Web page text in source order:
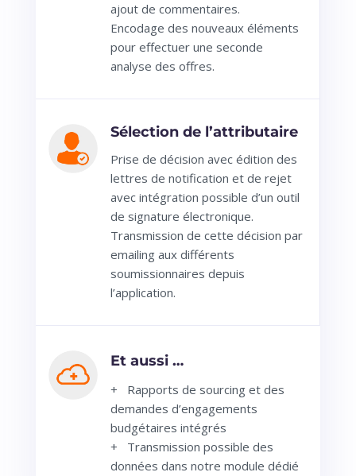
ajout de commentaires.
Encodage des nouveaux éléments
pour effectuer une seconde
analyse des offres.
Sélection de l’attributaire
Prise de décision avec édition des
lettres de notification et de rejet
avec intégration possible d’un outil
de signature électronique.
Transmission de cette décision par
emailing aux différents
soumissionnaires depuis
l’application.
Et aussi …
+ Rapports de sourcing et des
demandes d’engagements
budgétaires intégrés
+ Transmission possible des
données dans notre module dédié